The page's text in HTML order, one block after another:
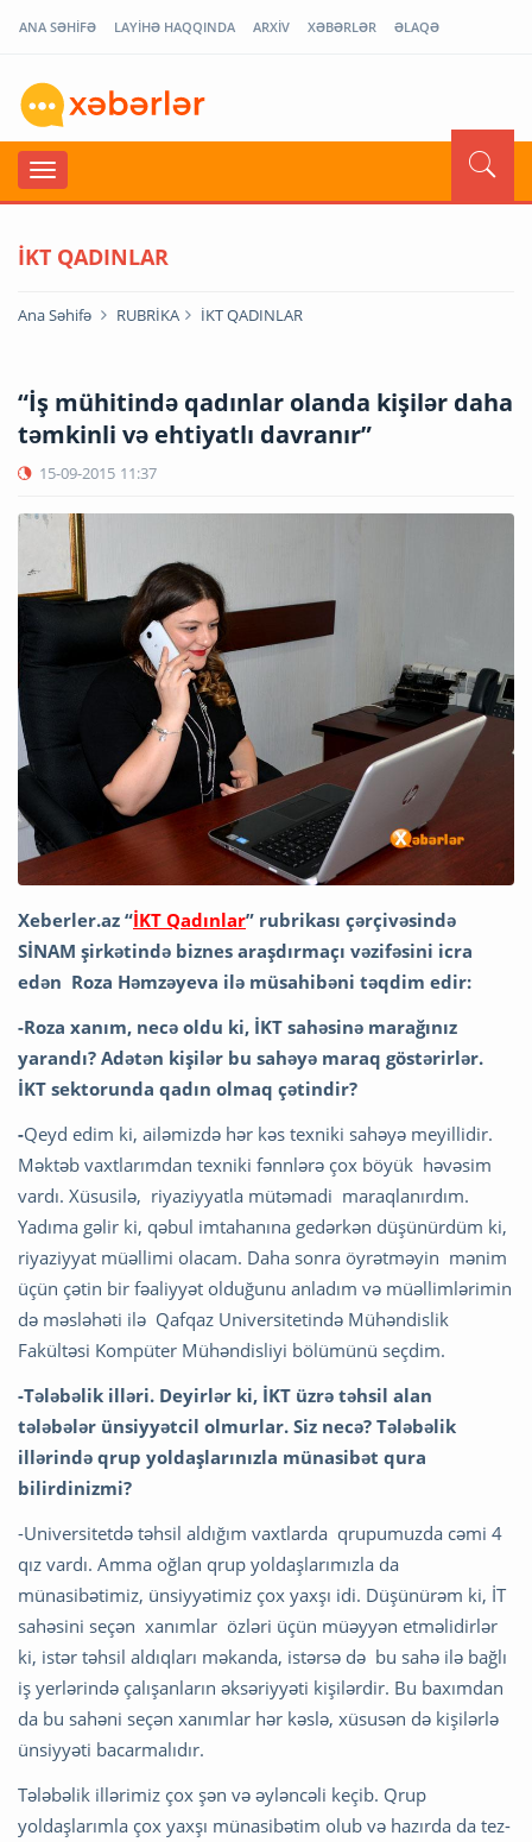
ANA SƏHİFƏ LAYİHƏ HAQQINDA ARXİV XƏBƏRLƏR ƏLAQƏ
İKT QADINLAR
Ana Səhifə RUBRİKA İKT QADINLAR
“İş mühitində qadınlar olanda kişilər daha
təmkinli və ehtiyatlı davranır”
15-09-2015 11:37
Xeberler.az “İKT Qadınlar” rubrikası çərçivəsində
SİNAM şirkətində biznes araşdırmaçı vəzifəsini icra
edən Roza Həmzəyeva ilə müsahibəni təqdim edir:
-Roza xanım, necə oldu ki, İKT sahəsinə marağınız
yarandı? Adətən kişilər bu sahəyə maraq göstərirlər.
İKT sektorunda qadın olmaq çətindir?
-Qeyd edim ki, ailəmizdə hər kəs texniki sahəyə meyillidir.
Məktəb vaxtlarımdan texniki fənnlərə çox böyük həvəsim
vardı. Xüsusilə, riyaziyyatla mütəmadi maraqlanırdım.
Yadıma gəlir ki, qəbul imtahanına gedərkən düşünürdüm ki,
riyaziyyat müəllimi olacam. Daha sonra öyrətməyin mənim
üçün çətin bir fəaliyyət olduğunu anladım və müəllimlərimin
də məsləhəti ilə Qafqaz Universitetində Mühəndislik
Fakültəsi Kompüter Mühəndisliyi bölümünü seçdim.
-Tələbəlik illəri. Deyirlər ki, İKT üzrə təhsil alan
tələbələr ünsiyyətcil olmurlar. Siz necə? Tələbəlik
illərində qrup yoldaşlarınızla münasibət qura
bilirdinizmi?
-Universitetdə təhsil aldığım vaxtlarda qrupumuzda cəmi 4
qız vardı. Amma oğlan qrup yoldaşlarımızla da
münasibətimiz, ünsiyyətimiz çox yaxşı idi. Düşünürəm ki, İT
sahəsini seçən xanımlar özləri üçün müəyyən etməlidirlər
ki, istər təhsil aldıqları məkanda, istərsə də bu sahə ilə bağlı
iş yerlərində çalışanların əksəriyyəti kişilərdir. Bu baxımdan
da bu sahəni seçən xanımlar hər kəslə, xüsusən də kişilərlə
ünsiyyəti bacarmalıdır.
Tələbəlik illərimiz çox şən və əyləncəli keçib. Qrup
yoldaşlarımla çox yaxşı münasibətim olub və hazırda da tez-